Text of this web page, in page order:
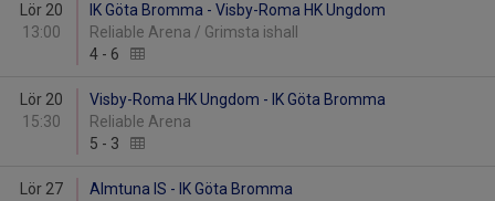
Lör 20
13:00
IK Göta Bromma - Visby-Roma HK Ungdom
Reliable Arena / Grimsta ishall
4 - 6
Lör 20
15:30
Visby-Roma HK Ungdom - IK Göta Bromma
Reliable Arena
5 - 3
Lör 27
Almtuna IS - IK Göta Bromma